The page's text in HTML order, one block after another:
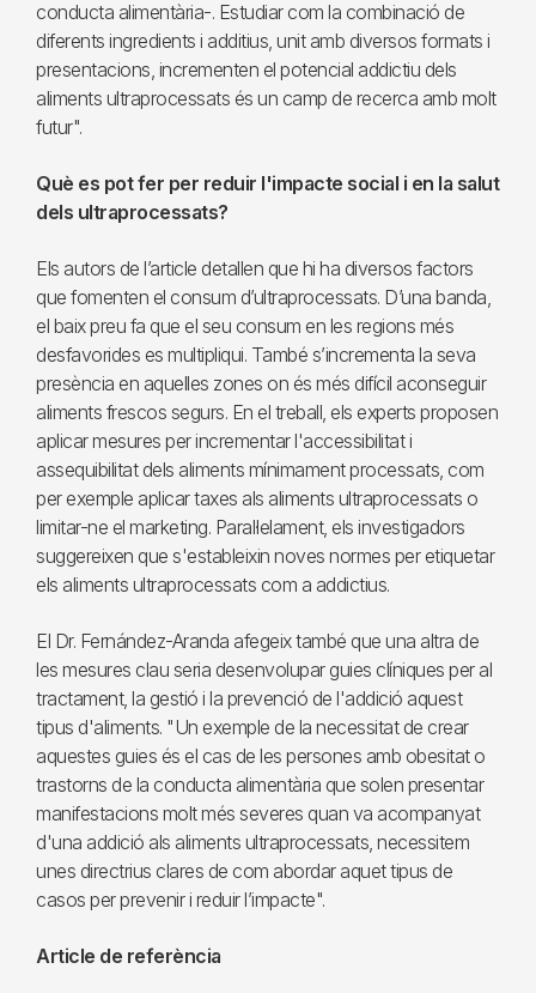
conducta alimentària-. Estudiar com la combinació de
diferents ingredients i additius, unit amb diversos formats i
presentacions, incrementen el potencial addictiu dels
aliments ultraprocessats és un camp de recerca amb molt
futur".
Què es pot fer per reduir l'impacte social i en la salut
dels ultraprocessats?
Els autors de l’article detallen que hi ha diversos factors
que fomenten el consum d’ultraprocessats. D’una banda,
el baix preu fa que el seu consum en les regions més
desfavorides es multipliqui. També s’incrementa la seva
presència en aquelles zones on és més difícil aconseguir
aliments frescos segurs. En el treball, els experts proposen
aplicar mesures per incrementar l'accessibilitat i
assequibilitat dels aliments mínimament processats, com
per exemple aplicar taxes als aliments ultraprocessats o
limitar-ne el marketing. Paral·lelament, els investigadors
suggereixen que s'estableixin noves normes per etiquetar
els aliments ultraprocessats com a addictius.
El Dr. Fernández-Aranda afegeix també que una altra de
les mesures clau seria desenvolupar guies clíniques per al
tractament, la gestió i la prevenció de l'addició aquest
tipus d'aliments. "Un exemple de la necessitat de crear
aquestes guies és el cas de les persones amb obesitat o
trastorns de la conducta alimentària que solen presentar
manifestacions molt més severes quan va acompanyat
d'una addició als aliments ultraprocessats, necessitem
unes directrius clares de com abordar aquet tipus de
casos per prevenir i reduir l’impacte".
Article de referència